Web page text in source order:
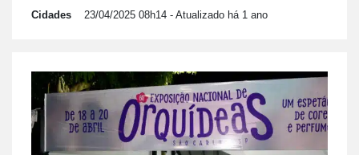
Cidades 23/04/2025 08h14 - Atualizado há 1 ano